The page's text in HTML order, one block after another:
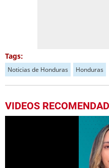
Tags:
Noticias de Honduras Honduras
VIDEOS